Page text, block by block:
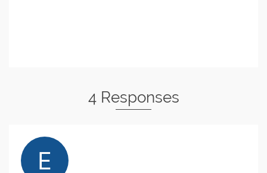
4 Responses